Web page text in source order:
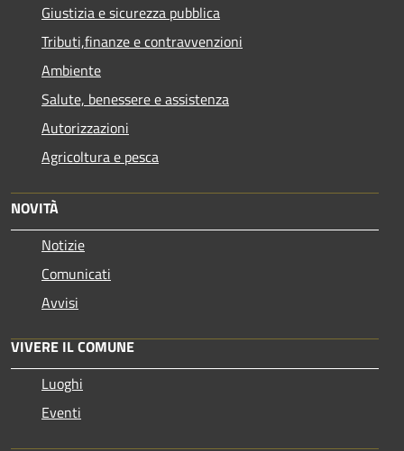
Giustizia e sicurezza pubblica
Tributi,finanze e contravvenzioni
Ambiente
Salute, benessere e assistenza
Autorizzazioni
Agricoltura e pesca
NOVITÀ
Notizie
Comunicati
Avvisi
VIVERE IL COMUNE
Luoghi
Eventi